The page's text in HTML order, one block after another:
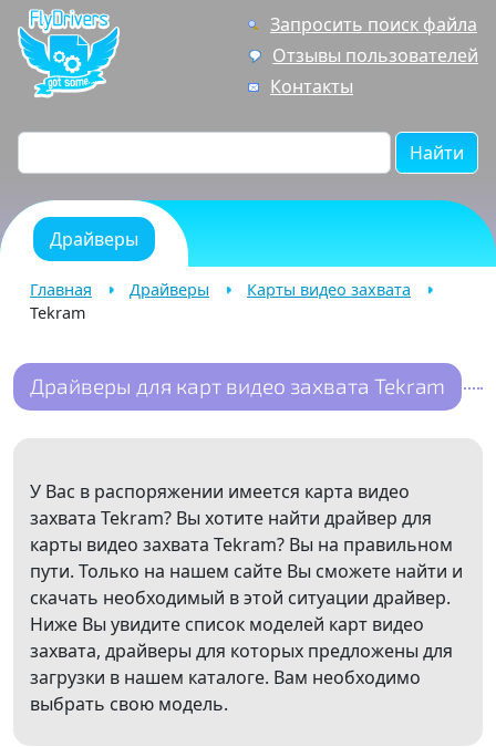
Запросить поиск файла
Отзывы пользователей
Контакты
Найти
Драйверы
Главная Драйверы
Карты видео захвата
Tekram
Драйверы для карт видео захвата Tekram
У Вас в распоряжении имеется карта видео
захвата Tekram? Вы хотите найти драйвер для
карты видео захвата Tekram? Вы на правильном
пути. Только на нашем сайте Вы сможете найти и
скачать необходимый в этой ситуации драйвер.
Ниже Вы увидите список моделей карт видео
захвата, драйверы для которых предложены для
загрузки в нашем каталоге. Вам необходимо
выбрать свою модель.